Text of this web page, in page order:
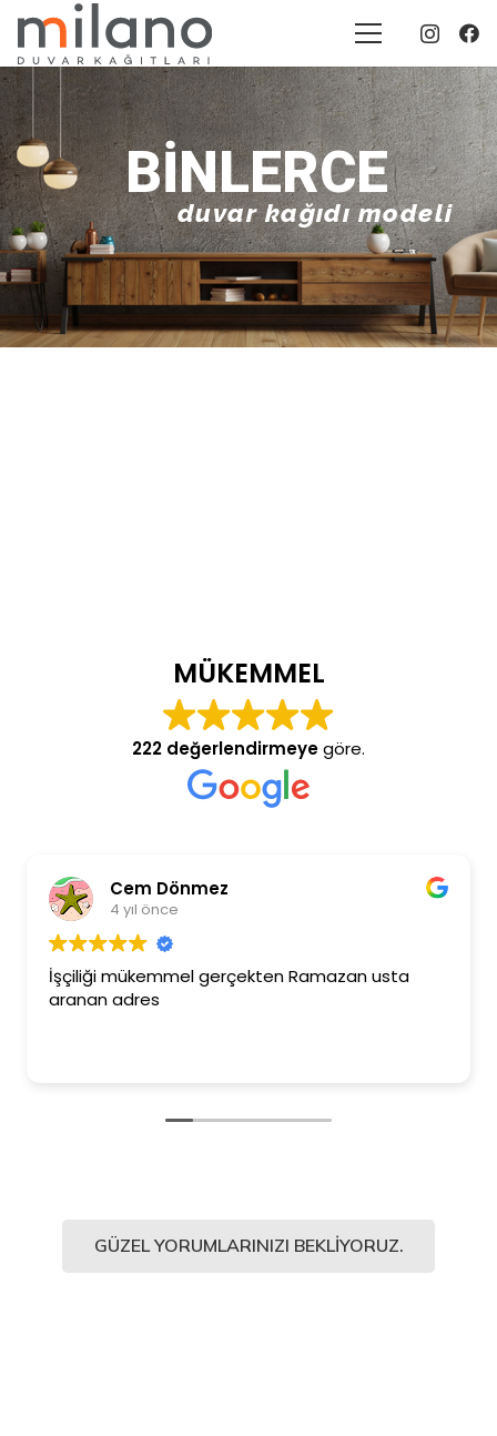
BINLERCE
duvar kağıdı modeli
MÜKEMMEL
222 değerlendirmeyegöre.
Cem Dönmez
4 yıl önce
İşçiliği mükemmel gerçekten Ramazan usta
aranan adres
GÜZEL YORUMLARINIZI BEKLIYORUZ.